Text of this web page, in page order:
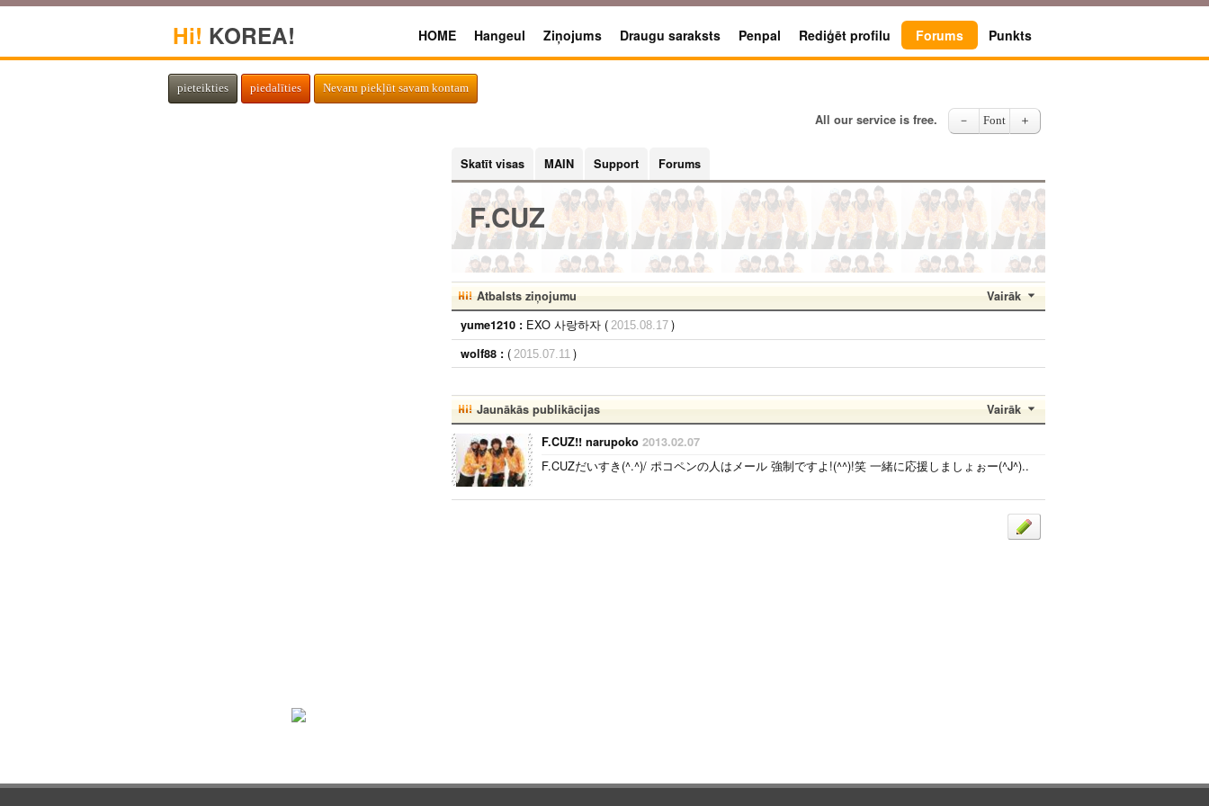
Hi! KOREA! HOME Hangeul Ziņojums Draugu saraksts Penpal Rediģēt profilu Forums Punkts
pieteikties piedalīties Nevaru piekļūt savam kontam
All our service is free. － Font ＋
Skatīt visas MAIN Support Forums
F.CUZ
Vairāk
Atbalsts ziņojumu
yume1210 : EXO 사랑하자 ( 2015.08.17 )
wolf88 : ( 2015.07.11 )
Vairāk
Jaunākās publikācijas
F.CUZ!! narupoko 2013.02.07
F.CUZだいすき(^.^)/ ポコペンの人はメール 強制ですよ!(^^)!笑 一緒に応援しましょぉー(^J^)..